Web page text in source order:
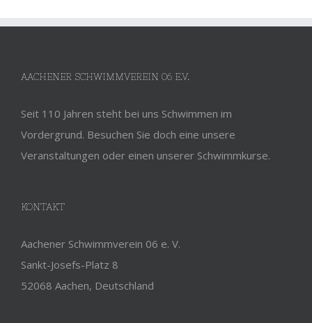
Vordergrund. Besuchen Sie doch eine unsere
Veranstaltungen oder einen unserer Schwimmkurse.
Sankt-Josefs-Platz 8
52068 Aachen, Deutschland